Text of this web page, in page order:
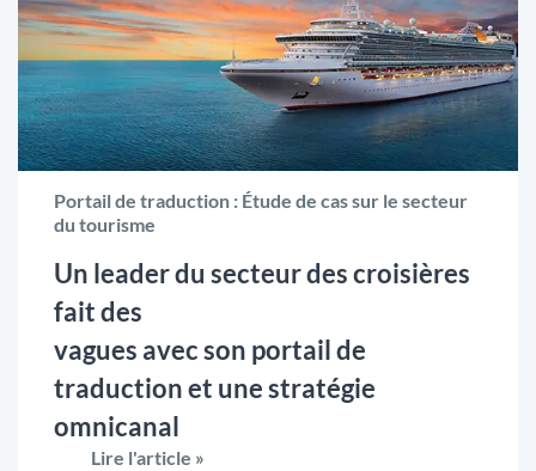
Portail de traduction : Étude de cas sur le secteur
du tourisme
Un leader du secteur des croisières
fait des
vagues avec son portail de
traduction et une stratégie
omnicanal
Lire l'article »